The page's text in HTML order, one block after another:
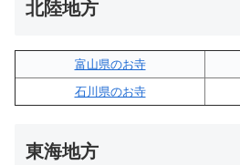
北陸地方
富山県のお寺
石川県のお寺
東海地方